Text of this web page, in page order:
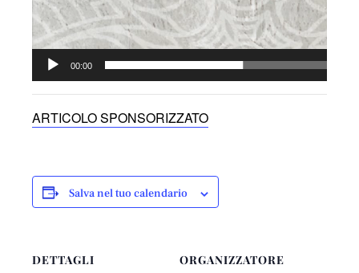
00:00
ARTICOLO SPONSORIZZATO
Salva nel tuo calendario
DETTAGLI ORGANIZZATORE